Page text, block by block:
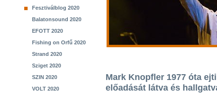
Fesztiválblog 2020
Balatonsound 2020
EFOTT 2020
Fishing on Orfű 2020
Strand 2020
Sziget 2020
SZIN 2020
VOLT 2020
Mark Knopfler 1977 óta
előadását látva és